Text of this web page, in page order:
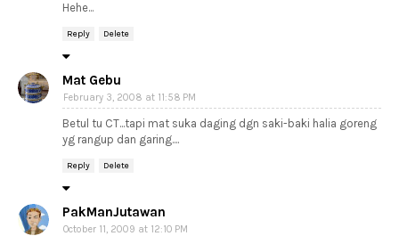
Hehe...
Reply Delete
Mat Gebu
February 3, 2008 at 11:58 PM
Betul tu CT...tapi mat suka daging dgn saki-baki halia goreng
yg rangup dan garing....
Reply Delete
PakManJutawan
October 11, 2009 at 12:10 PM